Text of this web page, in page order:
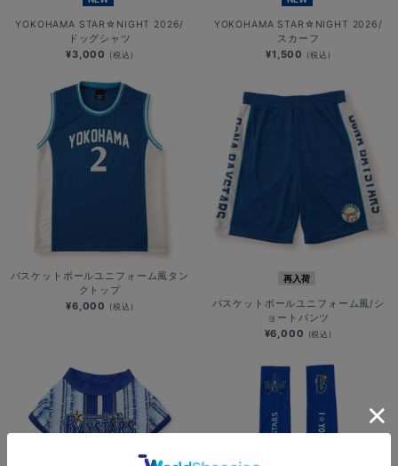
YOKOHAMA STAR☆NIGHT 2026/
ドッグシャツ
¥3,000 (税込)
YOKOHAMA STAR☆NIGHT 2026/
スカーフ
¥1,500 (税込)
バスケットボールユニフォーム風タン
クトップ
¥6,000 (税込)
再入荷
バスケットボールユニフォーム風/シ
ョートパンツ
¥6,000 (税込)